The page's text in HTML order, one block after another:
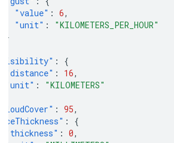
"value" : 6,
"unit" :
"KILOMETERS_PER_HOUR"
}
"visibility" :
{
"distance" : 16,
"unit" :
"KILOMETERS"
"cloudCover" : 95,
"iceThickness" :
{
"thickness" : 0,